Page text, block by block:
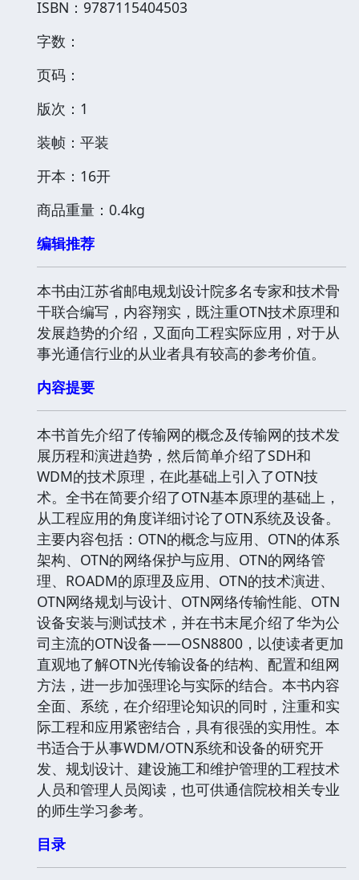
ISBN：9787115404503
字数：
页码：
版次：1
装帧：平装
开本：16开
商品重量：0.4kg
编辑推荐
本书由江苏省邮电规划设计院多名专家和技术骨
干联合编写，内容翔实，既注重OTN技术原理和
发展趋势的介绍，又面向工程实际应用，对于从
事光通信行业的从业者具有较高的参考价值。
内容提要
本书首先介绍了传输网的概念及传输网的技术发
展历程和演进趋势，然后简单介绍了SDH和
WDM的技术原理，在此基础上引入了OTN技
术。全书在简要介绍了OTN基本原理的基础上，
从工程应用的角度详细讨论了OTN系统及设备。
主要内容包括：OTN的概念与应用、OTN的体系
架构、OTN的网络保护与应用、OTN的网络管
理、ROADM的原理及应用、OTN的技术演进、
OTN网络规划与设计、OTN网络传输性能、OTN
设备安装与测试技术，并在书末尾介绍了华为公
司主流的OTN设备――OSN8800，以使读者更加
直观地了解OTN光传输设备的结构、配置和组网
方法，进一步加强理论与实际的结合。本书内容
全面、系统，在介绍理论知识的同时，注重和实
际工程和应用紧密结合，具有很强的实用性。本
书适合于从事WDM/OTN系统和设备的研究开
发、规划设计、建设施工和维护管理的工程技术
人员和管理人员阅读，也可供通信院校相关专业
的师生学习参考。
目录